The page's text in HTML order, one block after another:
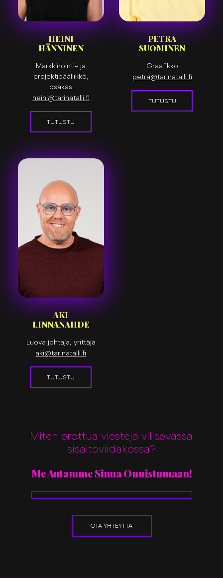
HEINI
HÄNNINEN
Markkinointi- ja
projektipäällikkö,
osakas
heini@tarinatalli.fi
TUTUSTU
PETRA
SUOMINEN
Graafikko
petra@tarinatalli.fi
TUTUSTU
AKI
LINNANAHDE
Luova johtaja, yrittäjä
aki@tarinatalli.fi
TUTUSTU
Miten erottua viestejä vilisevässä
sisältöviidakossa?
Me Autamme Sinua Onnistumaan!
OTA YHTEYTTÄ